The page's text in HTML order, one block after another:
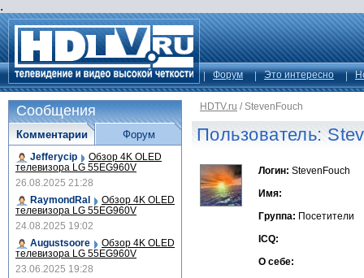
.
Форум Это интересно
HDTV.ru / StevenFouch
Пользователь:
Логин: StevenFouch
Имя:
Группа: Посетители
ICQ:
О себе:
Сообщения
Комментарии
Jefferycip Обзор 4K OLED
телевизора LG 55EG960V
26.08.2025 21:28
RaymondRal
Обзор 4K OLED
телевизора LG 55EG960V
24.08.2025 19:02
Augustsoore
Обзор 4K OLED
телевизора LG 55EG960V
23.06.2025 19:28
Форум